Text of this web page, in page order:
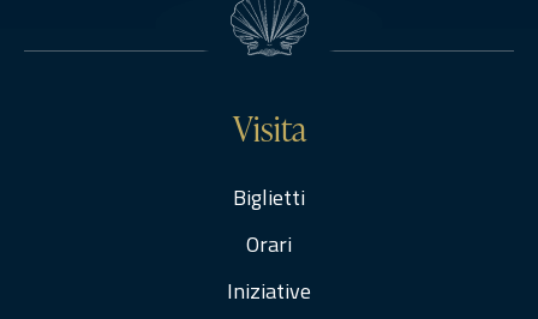
Visita
Biglietti
Orari
Iniziative